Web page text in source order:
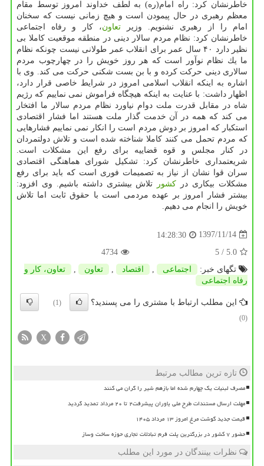
خاطرنشان كرد: راه امام(ره) به لطف خداوند امروز توسط مقام
معظم رهبری در حال پیمودن است و هیچ زمانی نیست كه سخنان
امام را از رهبری نشنویم. وزیرتعاون، كار و رفاه اجتماعی
خاطرنشان كرد: نظام مردم سالار دینی در منطقه موقعیت كاملا بی
نظیر دارد ۴۰ سال عمر برای انقلاب عمر طولانی نیست چونكه نظام
ما یك نظام نوآور است كه هر روز خویش را در چهارچوب مردم
سالاری دینی حركت كرده و با بن بست شكنی حركت می كند. وی با
اشاره به اینكه انقلاب اسلامی امروز در شرایط خاصی قرار دارد،
اظهار داشت: با عنایت به اینكه هیچگاه فراموش نمی نماییم كه رژیم
شاه در مقابل قدرت ملت دوام نیاورد نظام مردم سالار ما افتخار
می كند كه همه در آن خدمت گذار ملت هستند اما فشار اقتصادی
استكبار كه امروز بر دوش مردم است را انكار نمی نماییم فشارهایی
كه مردم تحمل می كنند كاملا شناخته شده است و تلاش دولتمردان
در كنار مجلس و قوه قضاییه برای رفع این مشكلات است.
شریعتمداری خاطرنشان كرد: تشكیل شورای هماهنگی اقتصادی
سران قوا نشان از نیاز به تصمیمات فوری است كه باید برای رفع
مشكلات بیكاری در كشور
تلاش بیشتری داشته باشیم. وی افزود:
بیشتر فشار امروز بر عهده مردمی است با حقوق ثابت اما تلاش
خویش را انجام می دهیم.
1397/11/14
14:28:30
5.0
/ 5
4734
تگهای خبر:
اجتماعی , اقتصاد , تعاون ,
تعاون، كار و
رفاه اجتماعی
این مطلب ارتباط با مشتری را می پسندید؟
(1)
(0)
X
تازه ترین مطالب مرتبط
مصرف لبنیات یک چهارم شده اما بازهم شیر را گران می کنند
مهلت ارسال مستندات طرح ملی یاوران پیشرفت۲ تا ۲۰ مرداد تمدید گردید
قیمت جدید گوشت مرغ امروز ۱۳ مرداد ۱۴۰۵
حضور ۷ کشور در بزرگترین پلت فرم تبادلات تجاری حوزه ساخت وساز
نظرات بینندگان در مورد این مطلب